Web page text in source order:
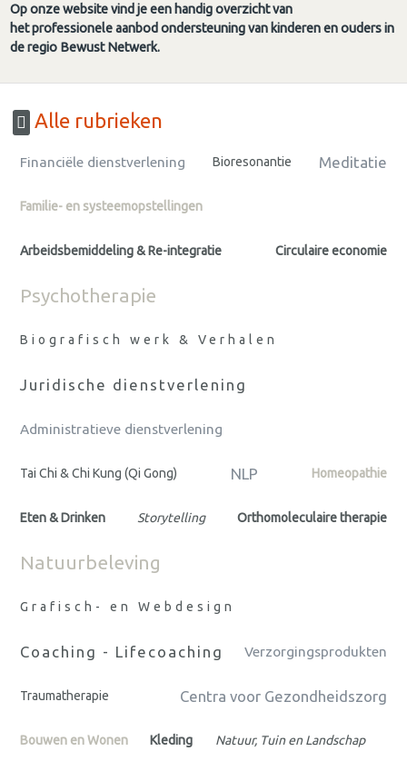
Op onze website vind je een handig overzicht van
het professionele aanbod ondersteuning van kinderen en ouders in
de regio Bewust Netwerk.
Alle rubrieken
Financiële dienstverlening Bioresonantie Meditatie
Familie- en systeemopstellingen
Arbeidsbemiddeling & Re-integratie Circulaire economie
Psychotherapie
Biografisch werk & Verhalen
Juridische dienstverlening
Administratieve dienstverlening
Tai Chi & Chi Kung (Qi Gong) NLP Homeopathie
Eten & Drinken Storytelling Orthomoleculaire therapie
Natuurbeleving
Grafisch- en Webdesign
Coaching - Lifecoaching Verzorgingsprodukten
Traumatherapie Centra voor Gezondheidszorg
Bouwen en Wonen Kleding Natuur, Tuin en Landschap